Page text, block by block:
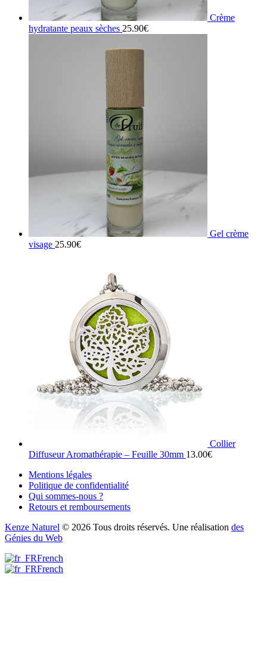
Crème
hydratante peaux sèches 25.90€
Gel crème
visage 25.90€
Collier
Diffuseur Aromathérapie – Feuille 30mm 13.00€
Mentions légales
Politique de confidentialité
Qui sommes-nous ?
Retours et remboursements
Kenze Naturel © 2026 Tous droits réservés. Une réalisation des
Génies du Web
French
French